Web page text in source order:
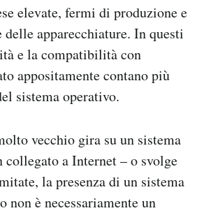
elevate, fermi di produzione e
apparecchiature. In questi
e la compatibilità con
appositamente contano più
sistema operativo.
vecchio gira su un sistema
collegato a Internet – o svolge
la presenza di un sistema
non è necessariamente un